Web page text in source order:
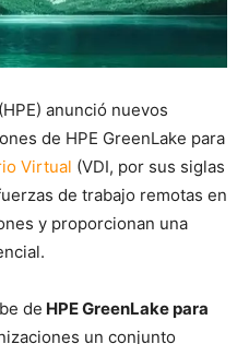
anunció nuevos
de HPE GreenLake para
Virtual (VDI, por sus siglas
de trabajo remotas en
y proporcionan una
de HPE GreenLake para
un conjunto